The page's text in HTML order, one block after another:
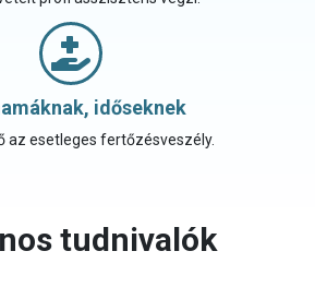
időseknek
az esetleges fertőzésveszély.
tudnivalók